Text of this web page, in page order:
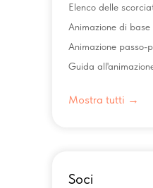
Elenco delle
Animazione di base
Animazione passo-
Guida
Mostra tutti →
Soci